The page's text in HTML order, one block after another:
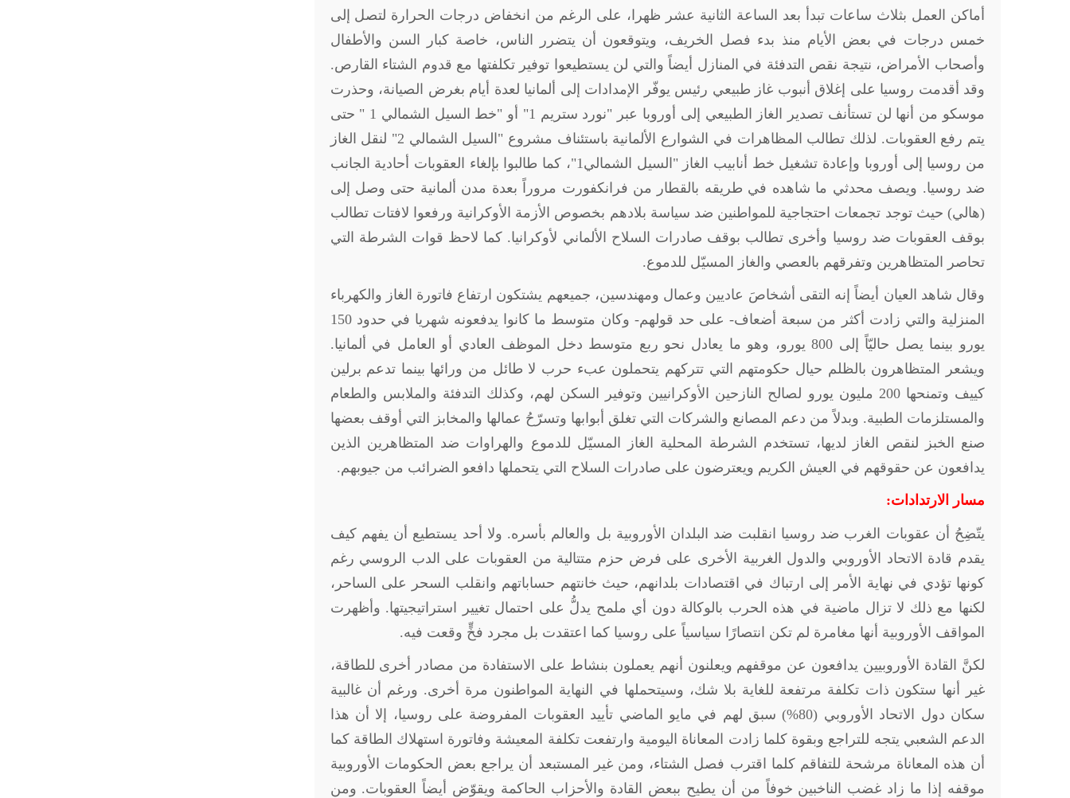
أماكن العمل بثلاث ساعات تبدأ بعد الساعة الثانية عشر ظهرا، على الرغم من انخفاض درجات الحرارة لتصل إلى
خمس درجات في بعض الأيام منذ بدء فصل الخريف، ويتوقعون أن يتضرر الناس، خاصة كبار السن والأطفال
وأصحاب الأمراض، نتيجة نقص التدفئة في المنازل أيضاً والتي لن يستطيعوا توفير تكلفتها مع قدوم الشتاء القارص.
وقد أقدمت روسيا على إغلاق أنبوب غاز طبيعي رئيس يوفّر الإمدادات إلى ألمانيا لعدة أيام بغرض الصيانة، وحذرت
موسكو من أنها لن تستأنف تصدير الغاز الطبيعي إلى أوروبا عبر "نورد ستريم 1" أو "خط السيل الشمالي 1 " حتى
يتم رفع العقوبات. لذلك تطالب المظاهرات في الشوارع الألمانية باستئناف مشروع "السيل الشمالي 2" لنقل الغاز
من روسيا إلى أوروبا وإعادة تشغيل خط أنابيب الغاز "السيل الشمالي1"، كما طالبوا بإلغاء العقوبات أحادية الجانب
ضد روسيا. ويصف محدثي ما شاهده في طريقه بالقطار من فرانكفورت مروراً بعدة مدن ألمانية حتى وصل إلى
(هالي) حيث توجد تجمعات احتجاجية للمواطنين ضد سياسة بلادهم بخصوص الأزمة الأوكرانية ورفعوا لافتات تطالب
بوقف العقوبات ضد روسيا وأخرى تطالب بوقف صادرات السلاح الألماني لأوكرانيا. كما لاحظ قوات الشرطة التي
تحاصر المتظاهرين وتفرقهم بالعصي والغاز المسيّل للدموع.
وقال شاهد العيان أيضاً إنه التقى أشخاصَ عاديين وعمال ومهندسين، جميعهم يشتكون ارتفاع فاتورة الغاز والكهرباء
المنزلية والتي زادت أكثر من سبعة أضعاف- على حد قولهم- وكان متوسط ما كانوا يدفعونه شهريا في حدود 150
يورو بينما يصل حاليّاً إلى 800 يورو، وهو ما يعادل نحو ربع متوسط دخل الموظف العادي أو العامل في ألمانيا.
ويشعر المتظاهرون بالظلم حيال حكومتهم التي تتركهم يتحملون عبء حرب لا طائل من ورائها بينما تدعم برلين
كييف وتمنحها 200 مليون يورو لصالح النازحين الأوكرانيين وتوفير السكن لهم، وكذلك التدفئة والملابس والطعام
والمستلزمات الطبية. وبدلاً من دعم المصانع والشركات التي تغلق أبوابها وتسرّحُ عمالها والمخابز التي أوقف بعضها
صنع الخبز لنقص الغاز لديها، تستخدم الشرطة المحلية الغاز المسيّل للدموع والهراوات ضد المتظاهرين الذين
يدافعون عن حقوقهم في العيش الكريم ويعترضون على صادرات السلاح التي يتحملها دافعو الضرائب من جيوبهم.
مسار الارتدادات:
يتّضِحُ أن عقوبات الغرب ضد روسيا انقلبت ضد البلدان الأوروبية بل والعالم بأسره. ولا أحد يستطيع أن يفهم كيف
يقدم قادة الاتحاد الأوروبي والدول الغربية الأخرى على فرض حزم متتالية من العقوبات على الدب الروسي رغم
كونها تؤدي في نهاية الأمر إلى ارتباك في اقتصادات بلدانهم، حيث خانتهم حساباتهم وانقلب السحر على الساحر،
لكنها مع ذلك لا تزال ماضية في هذه الحرب بالوكالة دون أي ملمح يدلُّ على احتمال تغيير استراتيجيتها. وأظهرت
المواقف الأوروبية أنها مغامرة لم تكن انتصارًا سياسياً على روسيا كما اعتقدت بل مجرد فخٍّ وقعت فيه.
لكنَّ القادة الأوروبيين يدافعون عن موقفهم ويعلنون أنهم يعملون بنشاط على الاستفادة من مصادر أخرى للطاقة،
غير أنها ستكون ذات تكلفة مرتفعة للغاية بلا شك، وسيتحملها في النهاية المواطنون مرة أخرى. ورغم أن غالبية
سكان دول الاتحاد الأوروبي (80%) سبق لهم في مايو الماضي تأييد العقوبات المفروضة على روسيا، إلا أن هذا
الدعم الشعبي يتجه للتراجع وبقوة كلما زادت المعاناة اليومية وارتفعت تكلفة المعيشة وفاتورة استهلاك الطاقة كما
أن هذه المعاناة مرشحة للتفاقم كلما اقترب فصل الشتاء، ومن غير المستبعد أن يراجع بعض الحكومات الأوروبية
موقفه إذا ما زاد غضب الناخبين خوفاً من أن يطيح ببعض القادة والأحزاب الحاكمة ويقوّض أيضاً العقوبات. ومن